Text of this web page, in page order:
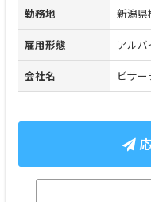
勤務地 新潟県
雇用形態 アル
会社名 ビサ